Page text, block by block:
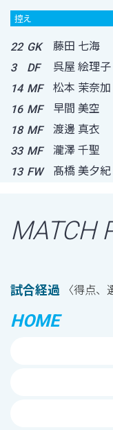
控え
22 GK 藤田 七海
3 DF 呉屋 絵理子
14 MF 松本 茉奈加
16 MF 早間 美空
18 MF 渡邊 真衣
33 MF 瀧澤 千聖
13 FW 髙橋 美夕紀
MATCH
試合経過 〈得点
HOME